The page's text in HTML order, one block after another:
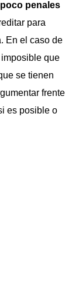
penales
para
En el caso de
que
se tienen
frente
es posible o